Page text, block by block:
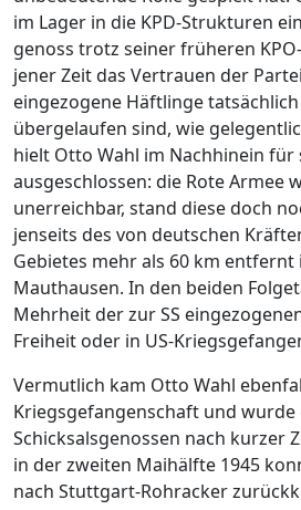
im Lager in die KPD-Strukturen
genoss trotz seiner früheren
jener Zeit das Vertrauen der
eingezogene Häftlinge
übergelaufen sind, wie
hielt Otto Wahl im Nachhinein für
ausgeschlossen: die Rote Armee
unerreichbar, stand diese doch
jenseits des von deutschen
Gebietes mehr als 60 km entfernt
Mauthausen. In den beiden
Mehrheit der zur SS
Freiheit oder in US-
Vermutlich kam Otto Wahl
Kriegsgefangenschaft und wurde
Schicksalsgenossen nach kurzer
in der zweiten Maihälfte 1945
nach Stuttgart-Rohracker